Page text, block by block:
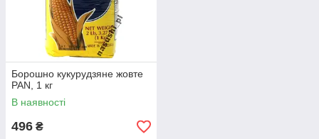
Борошно кукурудзяне жовте
PAN, 1 кг
В наявності
496 ₴